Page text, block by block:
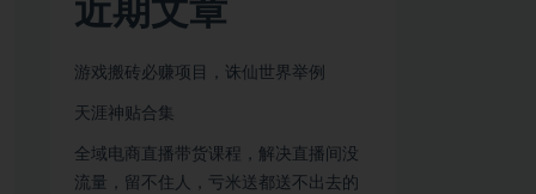
近期文章
游戏搬砖必赚项目，诛仙世界举例
天涯神贴合集
全域电商直播带货课程，解决直播间没
流量，留不住人，亏米送都送不出去的